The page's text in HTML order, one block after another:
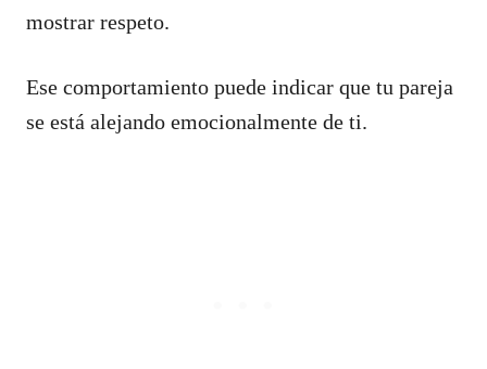
mostrar respeto.
Ese comportamiento puede indicar que tu pareja
se está alejando emocionalmente de ti.